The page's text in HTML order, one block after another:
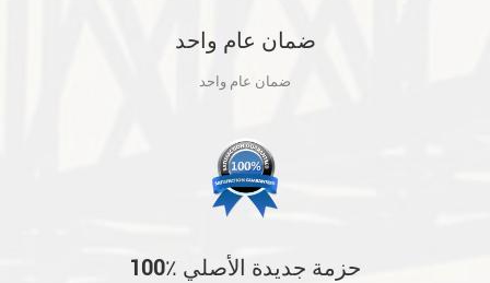
ضمان عام واحد
ضمان عام واحد
100٪ حزمة جديدة الأصلي